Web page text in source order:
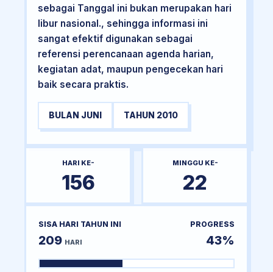
sebagai Tanggal ini bukan merupakan hari
libur nasional., sehingga informasi ini
sangat efektif digunakan sebagai
referensi perencanaan agenda harian,
kegiatan adat, maupun pengecekan hari
baik secara praktis.
BULAN JUNI TAHUN 2010
HARI KE-
156
MINGGU KE-
22
SISA HARI TAHUN INI
209 HARI
PROGRESS
43%